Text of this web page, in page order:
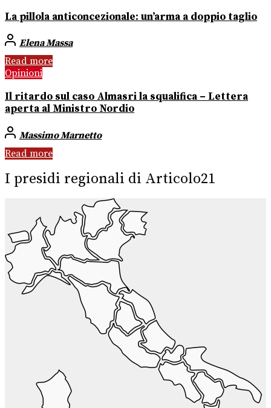
La pillola anticoncezionale: un’arma a doppio taglio
Elena Massa
Read more
Opinioni
Il ritardo sul caso Almasri la squalifica – Lettera
aperta al Ministro Nordio
Massimo Marnetto
Read more
I presidi regionali di Articolo21